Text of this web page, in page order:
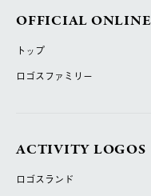
OFFICIAL ONLINE
トップ
ロゴスファミリー
ACTIVITY LOGOS
ロゴスランド